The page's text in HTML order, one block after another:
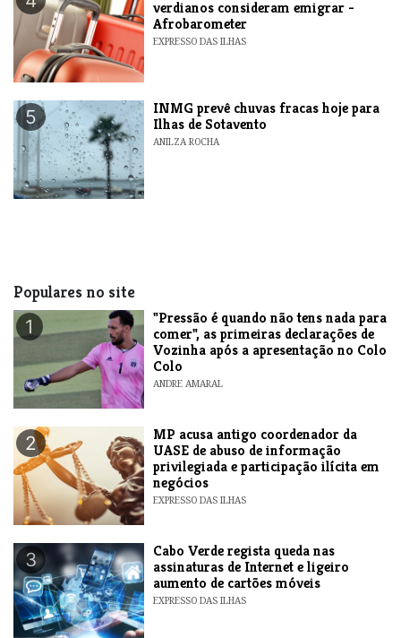
verdianos consideram emigrar -
Afrobarometer
EXPRESSO DAS ILHAS
5
INMG prevê chuvas fracas hoje para
Ilhas de Sotavento
ANILZA ROCHA
Populares no site
1
"Pressão é quando não tens nada para
comer", as primeiras declarações de
Vozinha após a apresentação no Colo
Colo
ANDRE AMARAL
2
MP acusa antigo coordenador da
UASE de abuso de informação
privilegiada e participação ilícita em
negócios
EXPRESSO DAS ILHAS
3
Cabo Verde regista queda nas
assinaturas de Internet e ligeiro
aumento de cartões móveis
EXPRESSO DAS ILHAS